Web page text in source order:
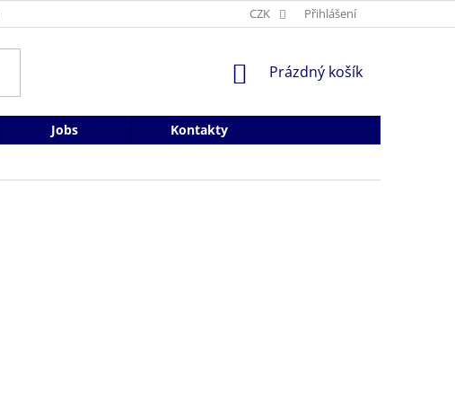
CZK Přihlášení
NÁKUPNÍ
Prázdný košík
Jobs
Kontakty